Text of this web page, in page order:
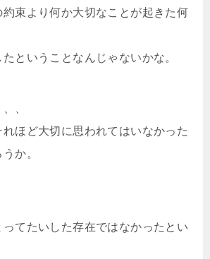
束より何か大切なことが起きた何
ということなんじゃないかな。
、
れほど大切に思われてはいなかった
か。
ってたいした存在ではなかったとい